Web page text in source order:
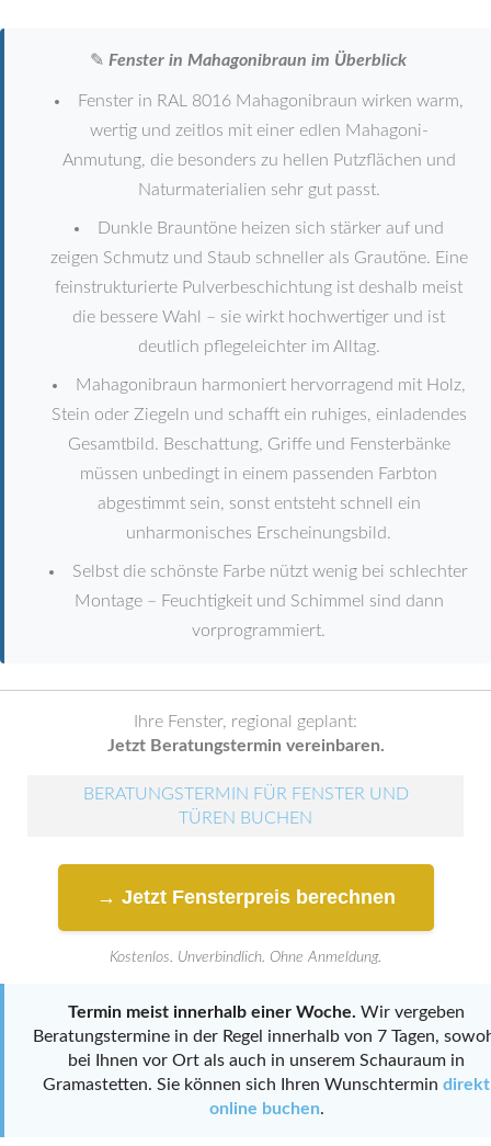
✎ Fenster in Mahagonibraun im Überblick
Fenster in RAL 8016 Mahagonibraun wirken warm,
wertig und zeitlos mit einer edlen Mahagoni-
Anmutung, die besonders zu hellen Putzflächen und
Naturmaterialien sehr gut passt.
Dunkle Brauntöne heizen sich stärker auf und
zeigen Schmutz und Staub schneller als Grautöne. Eine
feinstrukturierte Pulverbeschichtung ist deshalb meist
die bessere Wahl – sie wirkt hochwertiger und ist
deutlich pflegeleichter im Alltag.
Mahagonibraun harmoniert hervorragend mit Holz,
Stein oder Ziegeln und schafft ein ruhiges, einladendes
Gesamtbild. Beschattung, Griffe und Fensterbänke
müssen unbedingt in einem passenden Farbton
abgestimmt sein, sonst entsteht schnell ein
unharmonisches Erscheinungsbild.
Selbst die schönste Farbe nützt wenig bei schlechter
Montage – Feuchtigkeit und Schimmel sind dann
vorprogrammiert.
Ihre Fenster, regional geplant:
Jetzt Beratungstermin vereinbaren.
BERATUNGSTERMIN FÜR FENSTER UND
TÜREN BUCHEN
→ Jetzt Fensterpreis berechnen
Kostenlos. Unverbindlich. Ohne Anmeldung.
Termin meist innerhalb einer Woche. Wir vergeben
Beratungstermine in der Regel innerhalb von 7 Tagen,
bei Ihnen vor Ort als auch in unserem Schauraum in
Gramastetten. Sie können sich Ihren Wunschtermin direkt
online buchen.